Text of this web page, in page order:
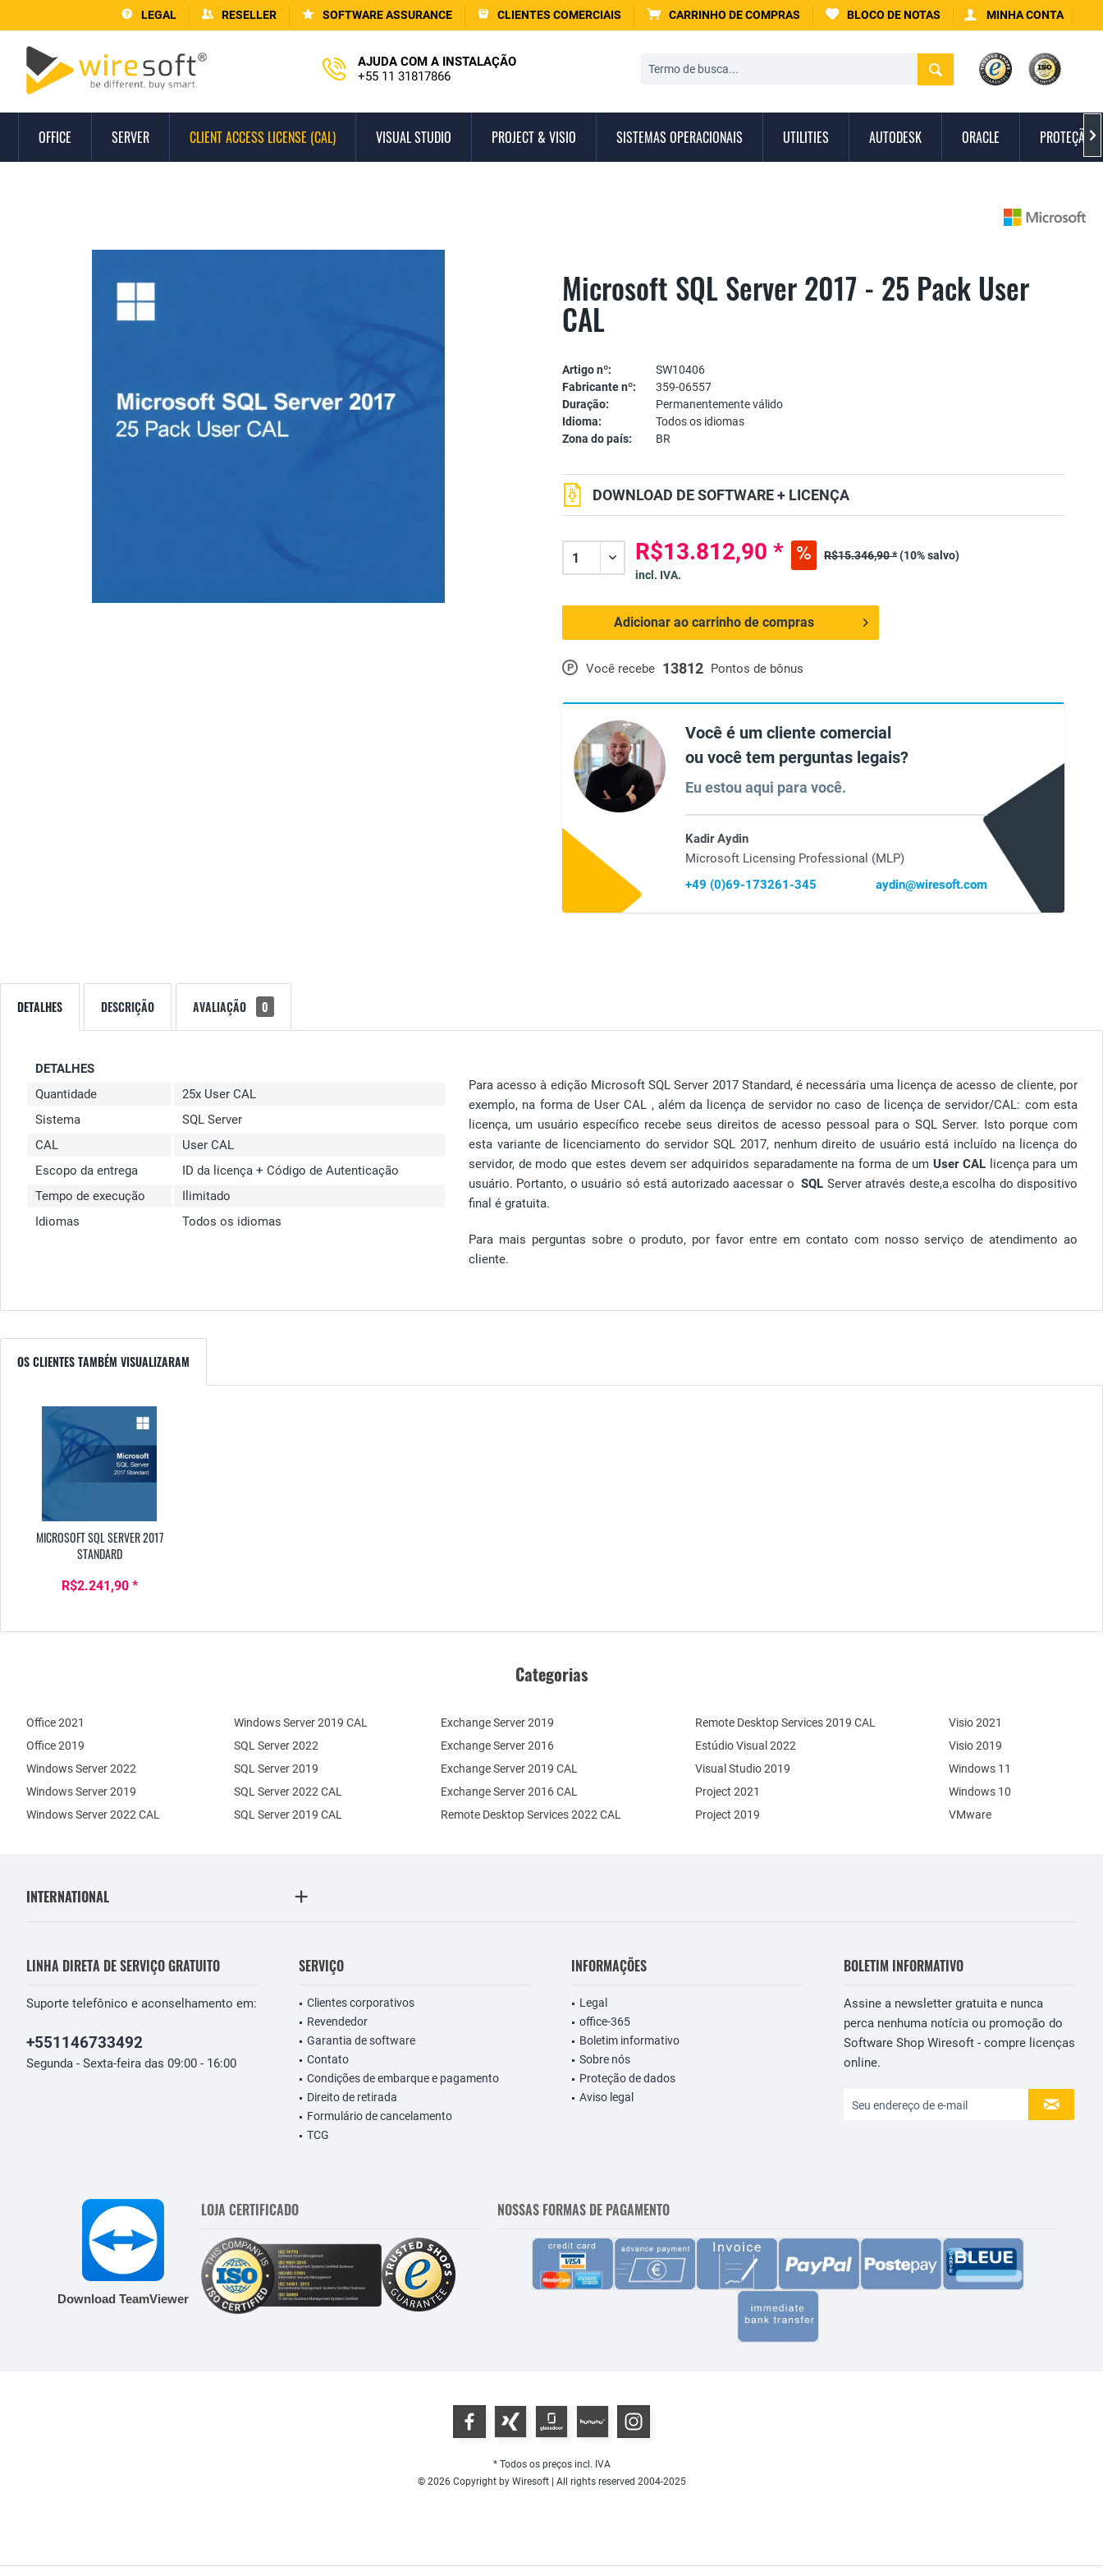
LEGAL RESELLER SOFTWARE ASSURANCE CLIENTES COMERCIAIS CARRINHO DE COMPRAS BLOCO DE NOTAS MINHA CONTA
AJUDA COM A INSTALAÇÃO
+55 11 31817866
OFFICE SERVER CLIENT ACCESS LICENSE (CAL) VISUAL STUDIO PROJECT & VISIO SISTEMAS OPERACIONAIS UTILITIES AUTODESK ORACLE PROTEÇÃO
Microsoft SQL Server 2017 - 25 Pack User
CAL
Artigo nº:
SW10406
Fabricante nº:
359-06557
Duração:
Permanentemente válido
Idioma:
Todos os idiomas
Zona do país:
BR
P Você recebe 13812 Pontos de bônus
DOWNLOAD DE SOFTWARE + LICENÇA
R$13.812,90 * R$15.346,90 *(10% salvo)
incl. IVA.
Adicionar ao carrinho de compras
Você é um cliente comercial
ou você tem perguntas legais?
Eu estou aqui para você.
Kadir Aydin
Microsoft Licensing Professional (MLP)
+49 (0)69-173261-345
aydin@wiresoft.com
DETALHES DESCRIÇÃO AVALIAÇÃO 0
DETALHES
Quantidade
25x User CAL
Sistema
SQL Server
CAL
User CAL
Escopo da entrega
ID da licença + Código de Autenticação
Tempo de execução
Ilimitado
Idiomas
Todos os idiomas
Para acesso à edição Microsoft SQL Server 2017 Standard, é necessária uma licença de acesso de cliente, por
exemplo, na forma de User CAL , além da licença de servidor no caso de licença de servidor/CAL: com esta
licença, um usuário específico recebe seus direitos de acesso pessoal para o SQL Server. Isto porque com
esta variante de licenciamento do servidor SQL 2017, nenhum direito de usuário está incluído na licença do
servidor, de modo que estes devem ser adquiridos separadamente na forma de um User CALlicença para um
usuário. Portanto, o usuário só está autorizado aacessar o SQL Serveratravés deste,a escolha do dispositivo
final é gratuita.
Para mais perguntas sobre o produto, por favor entre em contato com nosso serviço de atendimento ao
cliente.
OS CLIENTES TAMBÉM VISUALIZARAM
MICROSOFT SQL SERVER 2017
STANDARD
R$2.241,90 *
Categorias
Office 2021
Office 2019
Windows Server 2022
Windows Server 2019
Exchange Server 2019
Exchange Server 2016
SQL Server 2022
SQL Server 2019
Windows Server 2022 CAL
Windows Server 2019 CAL
SQL Server 2022 CAL
SQL Server 2019 CAL
Remote Desktop Services 2022 CAL
Remote Desktop Services 2019 CAL
Exchange Server 2019 CAL
Exchange Server 2016 CAL
Estúdio Visual 2022
Visual Studio 2019
Project 2021
Project 2019
Visio 2021
Visio 2019
Windows 11
Windows 10
VMware
INTERNATIONAL
LINHA DIRETA DE SERVIÇO GRATUITO
Suporte telefônico e aconselhamento em:
+551146733492
Segunda - Sexta-feira das 09:00 - 16:00
SERVIÇO
Clientes corporativos
Revendedor
Garantia de software
Contato
Condições de embarque e pagamento
Direito de retirada
Formulário de cancelamento
TCG
INFORMAÇÕES
Legal
office-365
Boletim informativo
Sobre nós
Proteção de dados
Aviso legal
BOLETIM INFORMATIVO
Assine a newsletter gratuita e nunca
perca nenhuma notícia ou promoção do
Software Shop Wiresoft - compre licenças
online.
Download TeamViewer
LOJA CERTIFICADO NOSSAS FORMAS DE PAGAMENTO
* Todos os preços incl. IVA
© 2026 Copyright by Wiresoft | All rights reserved 2004-2025